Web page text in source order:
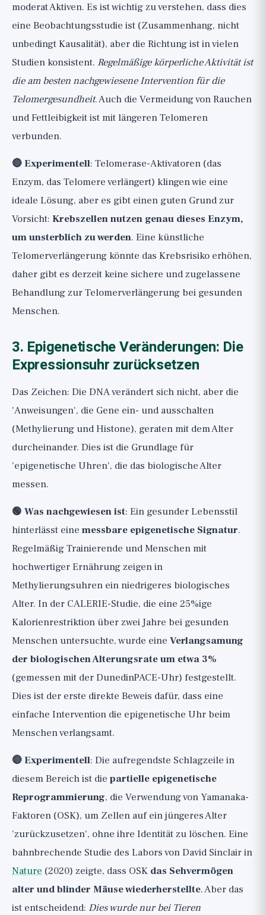
moderat Aktiven. Es ist wichtig zu verstehen, dass dies
eine Beobachtungsstudie ist (Zusammenhang, nicht
unbedingt Kausalität), aber die Richtung ist in vielen
Studien konsistent. Regelmäßige körperliche Aktivität ist
die am besten nachgewiesene Intervention für die
Telomergesundheit. Auch die Vermeidung von Rauchen
und Fettleibigkeit ist mit längeren Telomeren
verbunden.
🔴 Experimentell: Telomerase-Aktivatoren (das
Enzym, das Telomere verlängert) klingen wie eine
ideale Lösung, aber es gibt einen guten Grund zur
Vorsicht: Krebszellen nutzen genau dieses Enzym,
um unsterblich zu werden. Eine künstliche
Telomerverlängerung könnte das Krebsrisiko erhöhen,
daher gibt es derzeit keine sichere und zugelassene
Behandlung zur Telomerverlängerung bei gesunden
Menschen.
3. Epigenetische Veränderungen: Die
Expressionsuhr zurücksetzen
Das Zeichen: Die DNA verändert sich nicht, aber die
'Anweisungen', die Gene ein- und ausschalten
(Methylierung und Histone), geraten mit dem Alter
durcheinander. Dies ist die Grundlage für
'epigenetische Uhren', die das biologische Alter
messen.
🟢 Was nachgewiesen ist: Ein gesunder Lebensstil
hinterlässt eine messbare epigenetische Signatur.
Regelmäßig Trainierende und Menschen mit
hochwertiger Ernährung zeigen in
Methylierungsuhren ein niedrigeres biologisches
Alter. In der CALERIE-Studie, die eine 25%ige
Kalorienrestriktion über zwei Jahre bei gesunden
Menschen untersuchte, wurde eine Verlangsamung
der biologischen Alterungsrate um etwa 3%
(gemessen mit der DunedinPACE-Uhr) festgestellt.
Dies ist der erste direkte Beweis dafür, dass eine
einfache Intervention die epigenetische Uhr beim
Menschen verlangsamt.
🔴 Experimentell: Die aufregendste Schlagzeile in
diesem Bereich ist die partielle epigenetische
Reprogrammierung, die Verwendung von Yamanaka-
Faktoren (OSK), um Zellen auf ein jüngeres Alter
'zurückzusetzen', ohne ihre Identität zu löschen. Eine
bahnbrechende Studie des Labors von David Sinclair in
Nature (2020) zeigte, dass OSK das Sehvermögen
alter und blinder Mäuse wiederherstellte. Aber das
ist entscheidend: Dies wurde nur bei Tieren